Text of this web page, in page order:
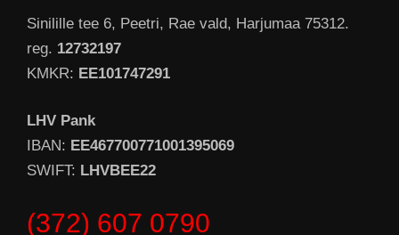
Sinilille tee 6, Peetri, Rae vald, Harjumaa 75312.
reg. 12732197
KMKR: EE101747291
LHV Pank
IBAN: EE467700771001395069
SWIFT: LHVBEE22
(372) 607 0790